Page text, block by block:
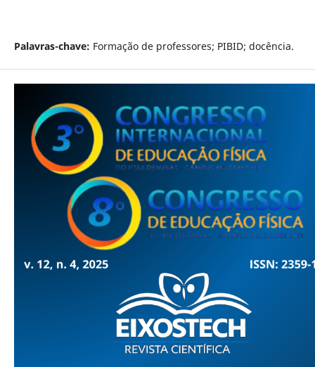
Palavras-chave: Formação de professores; PIBID; docência.